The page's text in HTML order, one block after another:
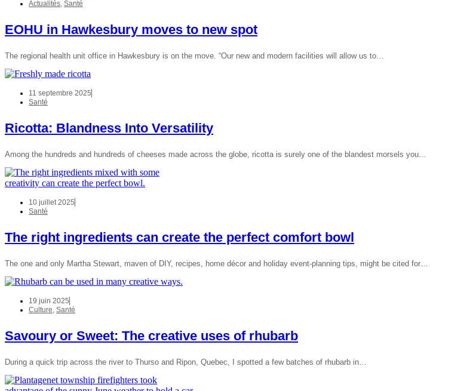
Actualités, Santé
EOHU in Hawkesbury moves to new spot
The regional health unit office in Hawkesbury is on the move. “Our new and modern facilities will allow us to…
11 septembre 2025
Santé
Ricotta: Blandness Into Versatility
Among the hundreds and hundreds of cheeses made across the globe, ricotta is surely one of the blandest morsels you…
10 juillet 2025
Santé
The right ingredients can create the perfect comfort bowl
The one and only Martha Stewart, maven of DIY, recipes, home décor and holiday event-planning tips, might be cited for…
19 juin 2025
Culture, Santé
Savoury or Sweet: The creative uses of rhubarb
During a quick trip across the river to Thurso and Ripon, Quebec, I spotted a few batches of rhubarb in…